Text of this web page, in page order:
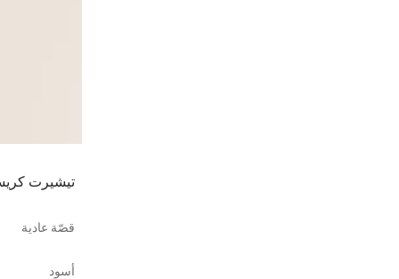
تيشيرت
قصّة عادية
أسود